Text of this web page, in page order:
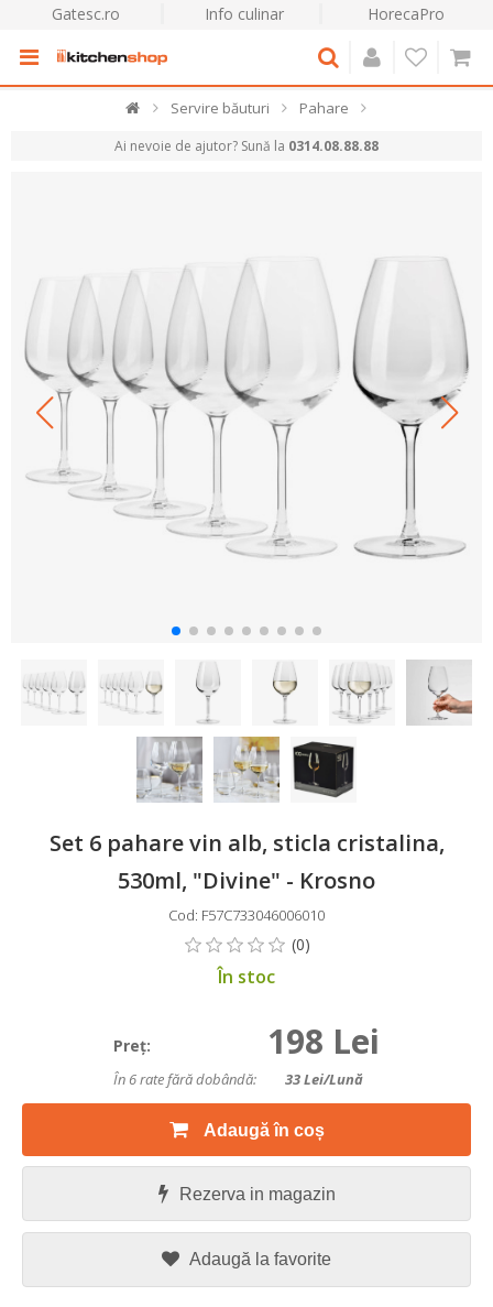
Gatesc.ro Info culinar HorecaPro
Servire băuturi Pahare
Ai nevoie de ajutor? Sună la 0314.08.88.88
Set 6 pahare vin alb, sticla cristalina,
530ml, "Divine" - Krosno
Cod: F57C733046006010
În stoc
Preţ: 198 Lei
În 6 rate fără dobândă: 33Lei/lună
Adaugă în coș
Rezerva in magazin
Adaugă la favorite